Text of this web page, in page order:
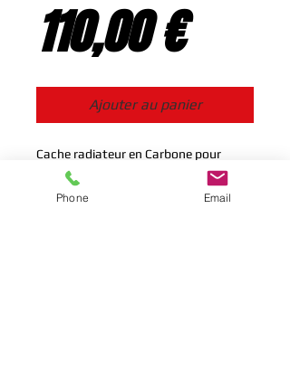
110,00 €Prix
Ajouter au panier
Cache radiateur en Carbone pour
BMW E36
Phone Email